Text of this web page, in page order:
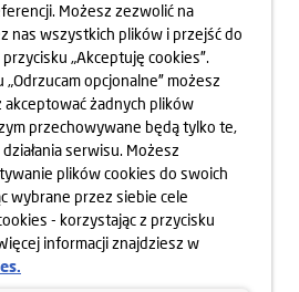
SZKOLNE DLA
Możesz zezwolić na
nas wszystkich plików i przejść do
„Akceptuję cookies”.
opcjonalne” możesz
akceptować żadnych plików
przechowywane będą tylko te,
serwisu. Możesz
plików cookies do swoich
wybrane przez siebie cele
- korzystając z przycisku
informacji znajdziesz w